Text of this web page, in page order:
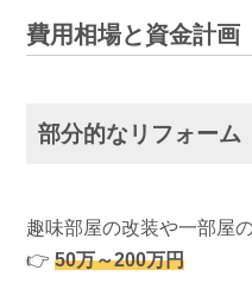
費用相場と資金計画
部分的なリフォーム
趣味部屋の改装や一部屋
👉50万～200万円